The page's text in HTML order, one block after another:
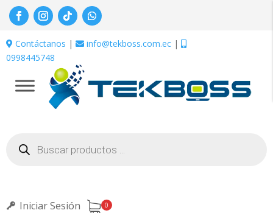
Contáctanos | info@tekboss.com.ec |
0998445748
productos
Iniciar Sesión 0